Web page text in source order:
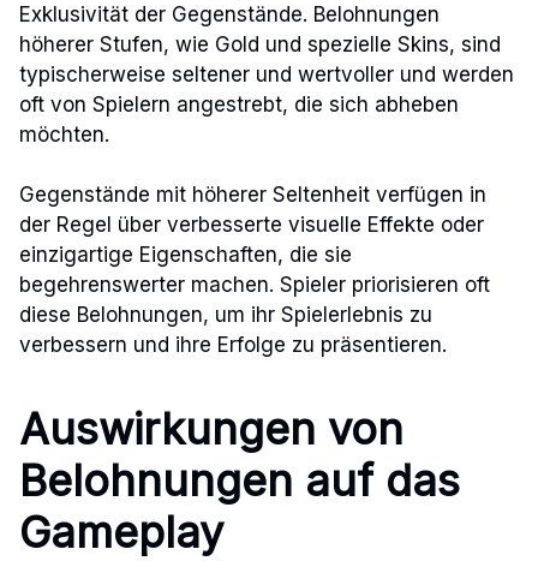
Exklusivität der Gegenstände. Belohnungen
höherer Stufen, wie Gold und spezielle Skins, sind
typischerweise seltener und wertvoller und werden
oft von Spielern angestrebt, die sich abheben
möchten.
Gegenstände mit höherer Seltenheit verfügen in
der Regel über verbesserte visuelle Effekte oder
einzigartige Eigenschaften, die sie
begehrenswerter machen. Spieler priorisieren oft
diese Belohnungen, um ihr Spielerlebnis zu
verbessern und ihre Erfolge zu präsentieren.
Auswirkungen von
Belohnungen auf das
Gameplay